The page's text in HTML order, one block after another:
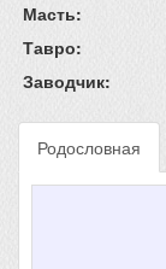
Масть:
Тавро:
Заводчик:
Родословная